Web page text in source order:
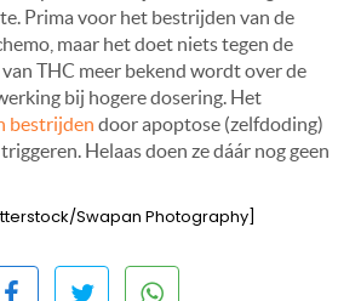
Prima voor het bestrijden van de
maar het doet niets tegen de
THC meer bekend wordt over de
bij hogere dosering. Het
bestrijden door apoptose (zelfdoding)
Helaas doen ze dáár nog geen
Swapan Photography]